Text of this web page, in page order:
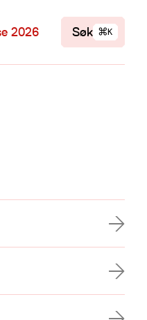
2026 Søk ⌘ K